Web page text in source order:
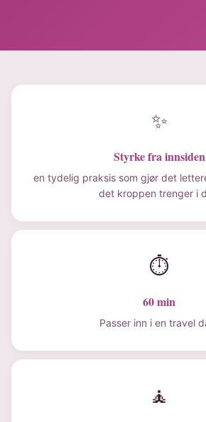
✨
Styrke fra innsiden
en tydelig praksis som gjør det
det kroppen trenger i
⏱
60 min
Passer inn i en travel
🧘